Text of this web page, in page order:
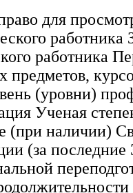
для
работника
работника
предметов,
(уровни)
Ученая
(при наличии)
(за последние